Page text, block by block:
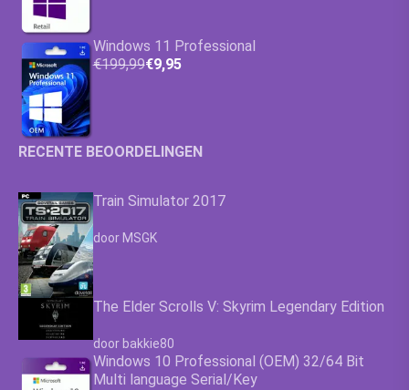
Windows 11 Professional
€199,99€9,95
RECENTE BEOORDELINGEN
Train Simulator 2017
Waardering
door MSGK
The Elder Scrolls V: Skyrim Legendary Edition
Waardering4.63
door bakkie80
Windows 10 Professional (OEM) 32/64 Bit
Multi language Serial/Key